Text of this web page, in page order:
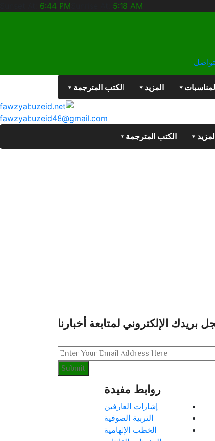
5:18 AM
6:44 PM
المزيد الكتب المترجمة
fawzyabuzeid48@gmail.com
الكتب المترجمة
بريدك الإلكتروني لمتابعة أخبارنا
روابط مفيدة
إشارات العارفين
التربية الصوفية
الخطب الإلهامية